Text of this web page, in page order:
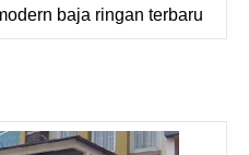
baja ringan terbaru